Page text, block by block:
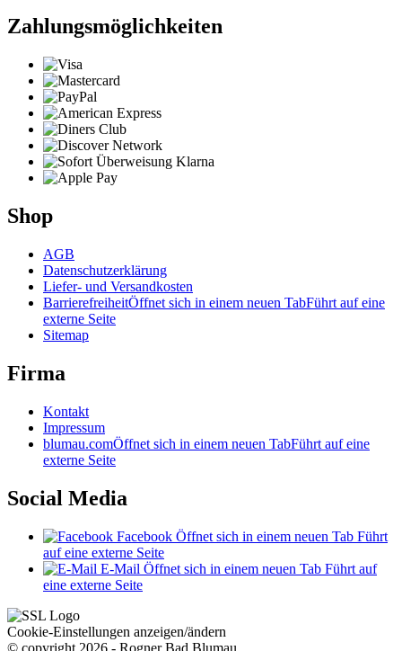
Zahlungsmöglichkeiten
Shop
AGB
Datenschutzerklärung
Liefer- und Versandkosten
BarrierefreiheitÖffnet sich in einem neuen TabFührt auf eine
externe Seite
Sitemap
Firma
Kontakt
Impressum
blumau.comÖffnet sich in einem neuen TabFührt auf eine
externe Seite
Social Media
Facebook Öffnet sich in einem neuen Tab Führt
auf eine externe Seite
E-Mail Öffnet sich in einem neuen Tab Führt auf
eine externe Seite
Cookie-Einstellungen anzeigen/ändern
© copyright 2026 - Rogner Bad Blumau